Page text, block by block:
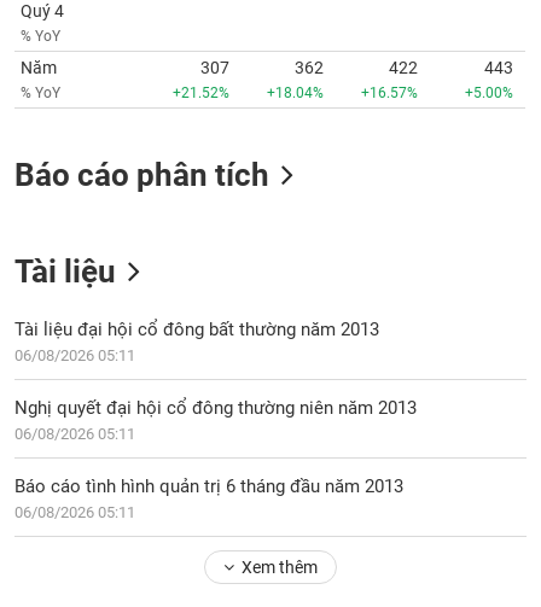
Quý 4
% YoY
Năm
% YoY
307
+21.52%
362
+18.04%
422
+16.57%
443
+5.00%
Báo cáo phân tích
Tài liệu
Tài liệu đại hội cổ đông bất thường năm 2013
06/08/2026 05:11
Nghị quyết đại hội cổ đông thường niên năm 2013
06/08/2026 05:11
Báo cáo tình hình quản trị 6 tháng đầu năm 2013
06/08/2026 05:11
Xem thêm
BẤT
SẢN
Mã
chứng
Tất cả Cổ phiếu
Lãnh
đạo
(-)
Tất cả Người nội bộ
Tin
tức
(-)